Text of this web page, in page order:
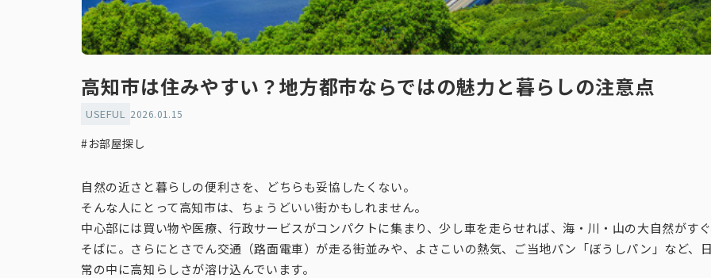
高知市は住みやすい？地方都市ならではの魅力と暮らしの注意点
USEFUL 2026.01.15
#お部屋探し
自然の近さと暮らしの便利さを、どちらも妥協したくない。
そんな人にとって高知市は、ちょうどいい街かもしれません。
中心部には買い物や医療、行政サービスがコンパクトに集まり、少し車を走らせれば、海・川・山の大自然がすぐ
そばに。さらにとさでん交通（路面電車）が走る街並みや、よさこいの熱気、ご当地パン「ぼうしパン」など、
常の中に高知らしさが溶け込んでいます。